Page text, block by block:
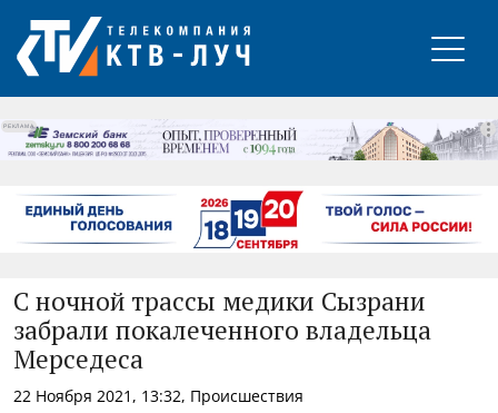
РЕКЛАМА
С ночной трассы медики Сызрани
забрали покалеченного владельца
Мерседеса
22 Ноября 2021, 13:32, Происшествия